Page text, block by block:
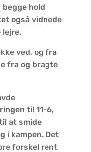
hold
også vidnede
lejre.
ved, og fra
fra og bragte
til 11-6,
at smide
i kampen. Det
forskel rent